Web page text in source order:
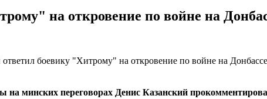
на откровение по войне на
на минских переговорах Денис Казанский